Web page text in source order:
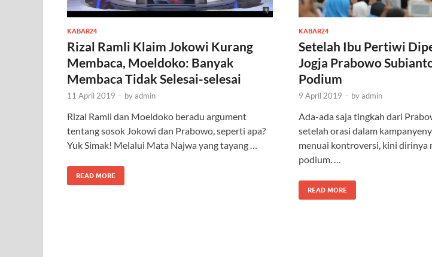
KABAR24
Rizal Ramli Klaim Jokowi Kurang
Membaca, Moeldoko: Banyak
Membaca Tidak Selesai-selesai
11 April 2019 - byadmin
Rizal Ramli dan Moeldoko beradu argument
tentang sosok Jokowi dan Prabowo, seperti apa?
Yuk Simak! Melalui Mata Najwa yang tayang …
READ MORE
KABAR24
Setelah Ibu Pertiwi
Jogja Prabowo
Podium
9 April 2019 - byadmin
Ada-ada saja tingkah dari
setelah orasi dalam
menuai kontroversi, kini dirinya
podium. …
READ MORE